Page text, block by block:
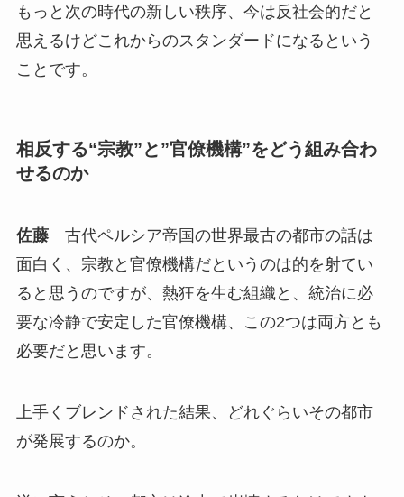
もっと次の時代の新しい秩序、今は反社会的だと
思えるけどこれからのスタンダードになるという
ことです。
相反する“宗教”と”官僚機構”をどう組み合わ
せるのか
佐藤古代ペルシア帝国の世界最古の都市の話は
面白く、宗教と官僚機構だというのは的を射てい
ると思うのですが、熱狂を生む組織と、統治に必
要な冷静で安定した官僚機構、この2つは両方とも
必要だと思います。
上手くブレンドされた結果、どれぐらいその都市
が発展するのか。